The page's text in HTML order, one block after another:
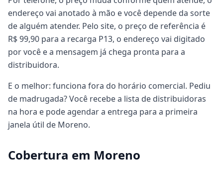
endereço vai anotado à mão e você depende da sorte
de alguém atender. Pelo site, o preço de referência é
R$ 99,90 para a recarga P13, o endereço vai digitado
por você e a mensagem já chega pronta para a
distribuidora.
E o melhor: funciona fora do horário comercial. Pediu
de madrugada? Você recebe a lista de distribuidoras
na hora e pode agendar a entrega para a primeira
janela útil de Moreno.
Cobertura em Moreno